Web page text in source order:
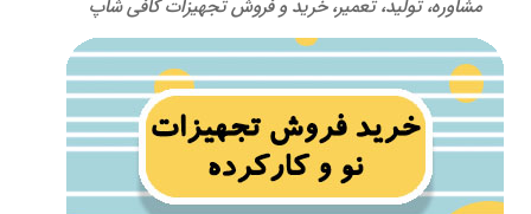
مشاوره، تولید، تعمیر، خرید و فروش تجهیزات کافی شاپ